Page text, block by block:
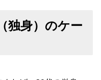
独身）のケー